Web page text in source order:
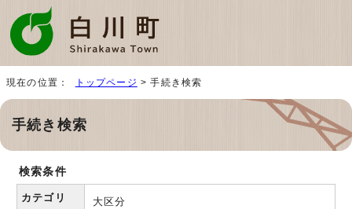
現在の位置： トップページ > 手続き検索
手続き検索
検索条件
カテゴリ 大区分